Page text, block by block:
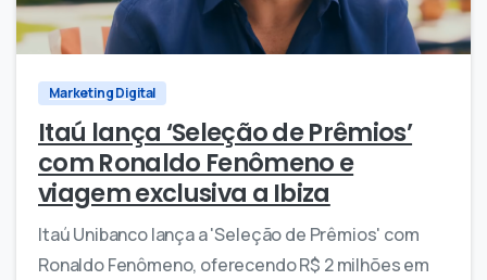
0
Marketing Digital
Itaú lança ‘Seleção de Prêmios’
com Ronaldo Fenômeno e
viagem exclusiva a Ibiza
Itaú Unibanco lança a 'Seleção de Prêmios' com
Ronaldo Fenômeno, oferecendo R$ 2 milhões em